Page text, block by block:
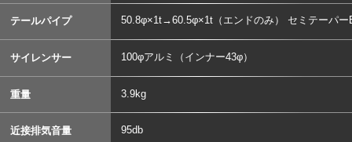
テールパイプ 50.8φ×1t→60.5φ×1t（エンドのみ） セミテーパー
サイレンサー 100φアルミ（インナー43φ）
重量 3.9kg
近接排気音量 95db